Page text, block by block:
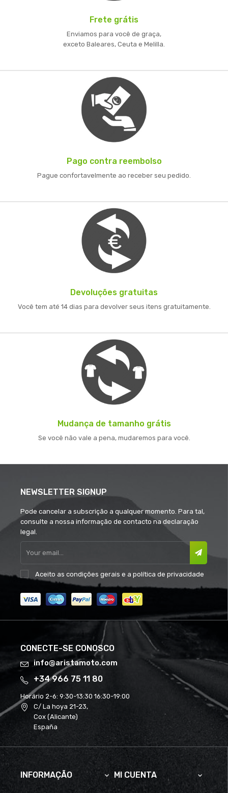
Frete grátis
Enviamos para você de graça,
exceto Baleares, Ceuta e Melilla.
Pago contra reembolso
Pague confortavelmente ao receber seu pedido.
Devoluções gratuitas
Você tem até 14 dias para devolver seus itens gratuitamente.
Mudança de tamanho grátis
Se você não vale a pena, mudaremos para você.
NEWSLETTER SIGNUP
Pode cancelar a subscrição a qualquer momento. Para tal,
consulte a nossa informação de contacto na declaração
legal.
Aceito as condições gerais e a política de privacidade
CONECTE-SE CONOSCO
info@aristamoto.com
+34 966 75 11 80
Horário 2-6: 9:30-13:30 16:30-19:00
C/ La hoya 21-23,
Cox (Alicante)
España
INFORMAÇÃO  MI CUENTA 